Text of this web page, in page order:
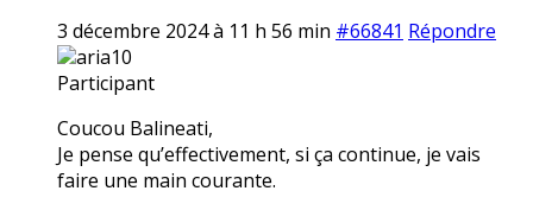
3 décembre 2024 à 11 h 56 min #66841 Répondre
aria10
Participant
Coucou Balineati,
Je pense qu’effectivement, si ça continue, je vais
faire une main courante.